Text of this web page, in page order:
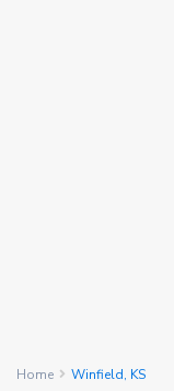
Home Winfield, KS